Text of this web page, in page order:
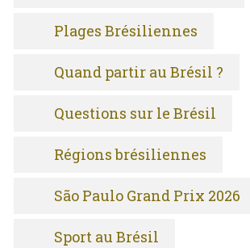
Plages Brésiliennes
Quand partir au Brésil ?
Questions sur le Brésil
Régions brésiliennes
São Paulo Grand Prix 2026
Sport au Brésil